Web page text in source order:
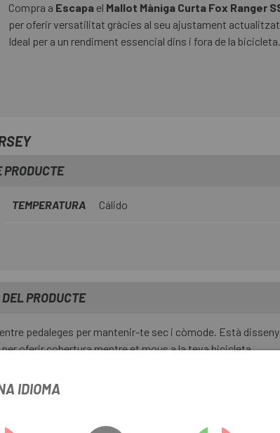
Compra a Escapa el Mallot Màniga Curta Fox Ranger
per oferir versatilitat gràcies al seu ajustament
Ideal per a un rendiment essencial dins i fora de la bicicleta.
TEMPERATURA Cálido
PRODUCTE
pedaleges per mantenir-te sec i còmode. Està
oferir cobertura mentre et mous a la teva bicicleta.
IDIOMA